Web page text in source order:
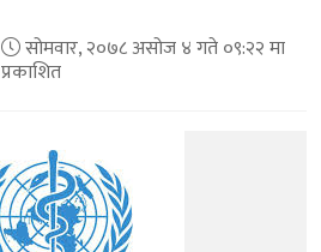
सोमवार, २०७८ असोज ४ गते ०९:२२ मा
प्रकाशित